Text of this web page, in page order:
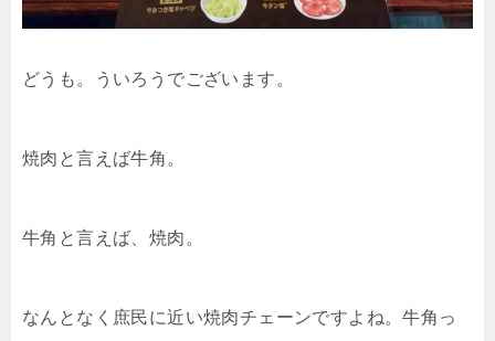
どうも。ういろうでございます。
焼肉と言えば牛角。
牛角と言えば、焼肉。
なんとなく庶民に近い焼肉チェーンですよね。牛角っ